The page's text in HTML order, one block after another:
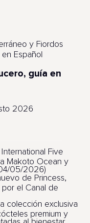
y Fiordos
Español
guía en
2026
Five
Makoto Ocean y
05/2026)
de Princess,
por el Canal de
colección exclusiva
premium y